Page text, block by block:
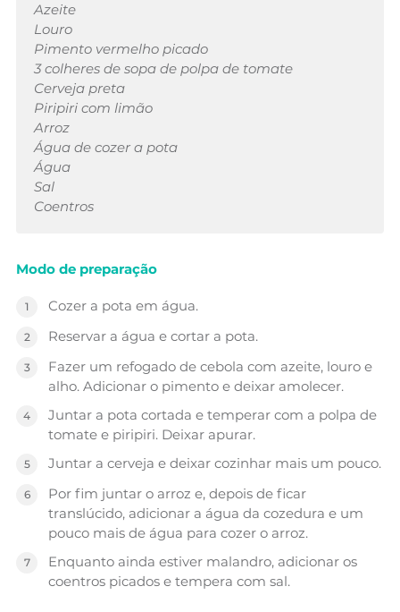
Azeite
Louro
Pimento vermelho picado
3 colheres de sopa de polpa de tomate
Cerveja preta
Piripiri com limão
Arroz
Água de cozer a pota
Água
Sal
Coentros
Modo de preparação
Cozer a pota em água.
Reservar a água e cortar a pota.
Fazer um refogado de cebola com azeite, louro e
alho. Adicionar o pimento e deixar amolecer.
Juntar a pota cortada e temperar com a polpa de
tomate e piripiri. Deixar apurar.
Juntar a cerveja e deixar cozinhar mais um pouco.
Por fim juntar o arroz e, depois de ficar
translúcido, adicionar a água da cozedura e um
pouco mais de água para cozer o arroz.
Enquanto ainda estiver malandro, adicionar os
coentros picados e tempera com sal.